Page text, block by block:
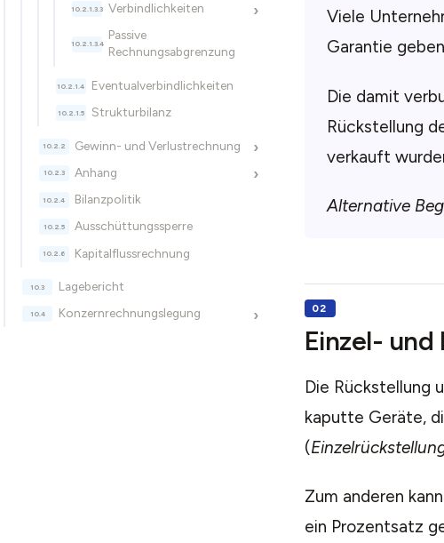
›
Verbindlichkeiten
Passive
Rechnungsabgrenzung
Eventualverbindlichkeiten
Strukturbilanz
›
Gewinn- und Verlustrechnung
›
Anhang
Bilanzpolitik
Ausschüttungssperre
Kapitalflussrechnung
Lagebericht
›
Konzernrechnungslegung
Viele
Garantie
Die damit
Rückstellung
verkauft
Alternative
Einzel-
Die Rückstellung
kaputte Geräte,
(
Zum anderen
ein Prozentsatz